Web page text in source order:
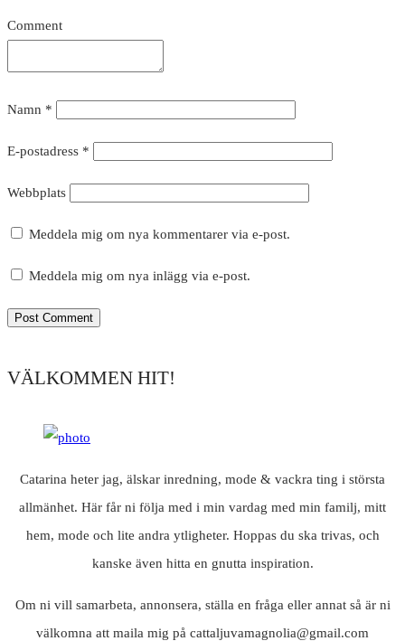
Comment
Namn *
E-postadress *
Webbplats
Meddela mig om nya kommentarer via e-post.
Meddela mig om nya inlägg via e-post.
VÄLKOMMEN HIT!
Catarina heter jag, älskar inredning, mode & vackra ting i största
allmänhet. Här får ni följa med i min vardag med min familj, mitt
hem, mode och lite andra ytligheter. Hoppas du ska trivas, och
kanske även hitta en gnutta inspiration.
Om ni vill samarbeta, annonsera, ställa en fråga eller annat så är ni
välkomna att maila mig på cattaljuvamagnolia@gmail.com